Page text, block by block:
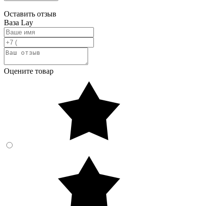
Оставить отзыв
Ваза Lay
Оцените товар